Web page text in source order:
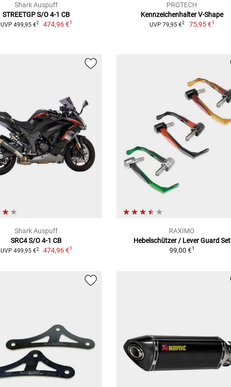
Shark Auspuff
STREETGP S/O 4-1 CB
UVP 499,95 €2 474,96 €1
PROTECH
Kennzeichenhalter V-Shape
UVP 79,95 €2 75,95 €1
Shark Auspuff
SRC4 S/O 4-1 CB
UVP 499,95 €2 474,96 €1
RAXIMO
Hebelschützer / Lever Guard Set
99,00 €1